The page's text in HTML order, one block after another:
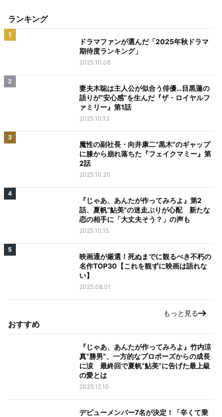
ランキング
1
ドラマファンが選んだ「2025年秋ドラマ
期待度ランキング」
2025.10.08
2
妻夫木聡は主人公が似合う俳優…目黒蓮の
語りが“安心感”を生んだ『ザ・ロイヤルフ
ァミリー』第1話
2025.10.13
3
魔性の副社長・向井康二“黒木”のギャップ
に膝から崩れ落ちた『フェイクマミー』第
2話
2025.10.20
4
『じゃあ、あんたが作ってみろよ』第2
話、夏帆“鮎美”の迷走ぶりが心配 新たな
恋の相手に「大丈夫そう？」の声も
2025.10.15
5
映画通が厳選！死ぬまでに観るべき不朽の
名作TOP30【これを観ずに映画は語れな
い】
2025.08.01
もっと見る
おすすめ
『じゃあ、あんたが作ってみろよ』竹内涼
真“勝男”、一方的なプロポーズからの成長
に涙 最終回で夏帆“鮎美”に告げた最上級
の愛とは
2025.12.10
デビューメンバー7名が決定！「辛くて乗